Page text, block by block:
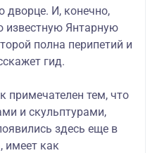
дворце. И, конечно,
известную Янтарную
полна перипетий и
гид.
примечателен тем, что
и скульптурами,
здесь еще в
имеет как